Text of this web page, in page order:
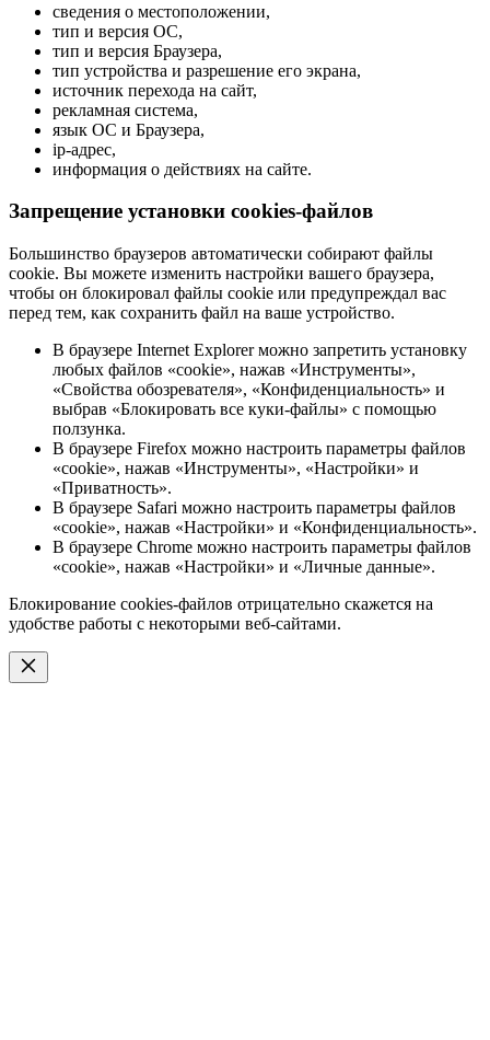
сведения о местоположении,
тип и версия ОС,
тип и версия Браузера,
тип устройства и разрешение его экрана,
источник перехода на сайт,
рекламная система,
язык ОС и Браузера,
ip-адрес,
информация о действиях на сайте.
Запрещение установки cookies-файлов
Большинство браузеров автоматически собирают файлы
cookie. Вы можете изменить настройки вашего браузера,
чтобы он блокировал файлы cookie или предупреждал вас
перед тем, как сохранить файл на ваше устройство.
В браузере Internet Explorer можно запретить установку
любых файлов «cookie», нажав «Инструменты»,
«Свойства обозревателя», «Конфиденциальность» и
выбрав «Блокировать все куки-файлы» с помощью
ползунка.
В браузере Firefox можно настроить параметры файлов
«cookie», нажав «Инструменты», «Настройки» и
«Приватность».
В браузере Safari можно настроить параметры файлов
«cookie», нажав «Настройки» и «Конфиденциальность».
В браузере Chrome можно настроить параметры файлов
«cookie», нажав «Настройки» и «Личные данные».
Блокирование cookies-файлов отрицательно скажется на
удобстве работы с некоторыми веб-сайтами.